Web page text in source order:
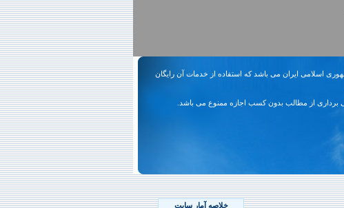
اسلامی ایران می باشد که استفاده از خدمات آن رایگان
از مطالب بدون کسب اجازه ممنوع می باشد.